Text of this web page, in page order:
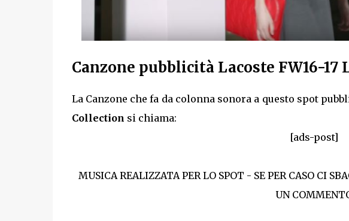
Canzone pubblicità Lacoste FW16-
La Canzone che fa da colonna sonora a questo spot
Collection si chiama:
[ads-post]
MUSICA REALIZZATA PER LO SPOT - SE PER CASO CI
UN